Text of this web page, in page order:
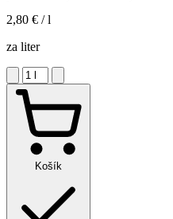
2,80 € / l
za liter
Košík